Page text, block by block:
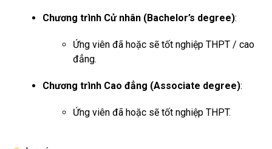
Chương trình Cử nhân (Bachelor’s degree):
Ứng viên đã hoặc sẽ tốt nghiệp THPT / cao
đẳng.
Chương trình Cao đẳng (Associate degree):
Ứng viên đã hoặc sẽ tốt nghiệp THPT.